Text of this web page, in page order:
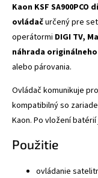
Kaon KSF
ovládačurčený pre
operátormi DIGI TV,
náhrada
alebo párovania.
Ovládač komunikuje
kompatibilný so
Kaon. Po vložení
Použitie
ovládanie